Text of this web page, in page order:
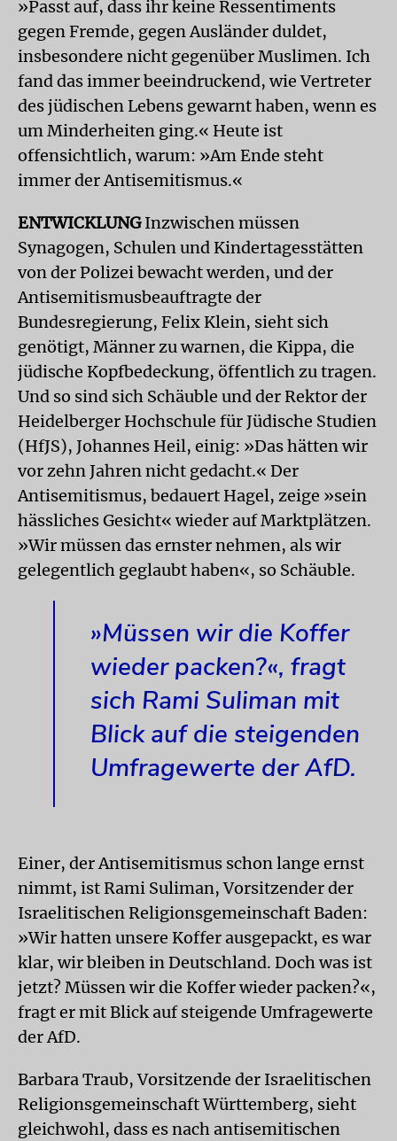
»Passt auf, dass ihr keine Ressentiments
gegen Fremde, gegen Ausländer duldet,
insbesondere nicht gegenüber Muslimen. Ich
fand das immer beeindruckend, wie Vertreter
des jüdischen Lebens gewarnt haben, wenn es
um Minderheiten ging.« Heute ist
offensichtlich, warum: »Am Ende steht
immer der Antisemitismus.«
ENTWICKLUNGInzwischen müssen
Synagogen, Schulen und Kindertagesstätten
von der Polizei bewacht werden, und der
Antisemitismusbeauftragte der
Bundesregierung, Felix Klein, sieht sich
genötigt, Männer zu warnen, die Kippa, die
jüdische Kopfbedeckung, öffentlich zu tragen.
Und so sind sich Schäuble und der Rektor der
Heidelberger Hochschule für Jüdische Studien
(HfJS), Johannes Heil, einig: »Das hätten wir
vor zehn Jahren nicht gedacht.« Der
Antisemitismus, bedauert Hagel, zeige »sein
hässliches Gesicht« wieder auf Marktplätzen.
»Wir müssen das ernster nehmen, als wir
gelegentlich geglaubt haben«, so Schäuble.
»Müssen wir die Koffer
wieder packen?«, fragt
sich Rami Suliman mit
Blick auf die steigenden
Umfragewerte der AfD.
Einer, der Antisemitismus schon lange ernst
nimmt, ist Rami Suliman, Vorsitzender der
Israelitischen Religionsgemeinschaft Baden:
»Wir hatten unsere Koffer ausgepackt, es war
klar, wir bleiben in Deutschland. Doch was ist
jetzt? Müssen wir die Koffer wieder packen?«,
fragt er mit Blick auf steigende Umfragewerte
der AfD.
Barbara Traub, Vorsitzende der Israelitischen
Religionsgemeinschaft Württemberg, sieht
gleichwohl, dass es nach antisemitischen